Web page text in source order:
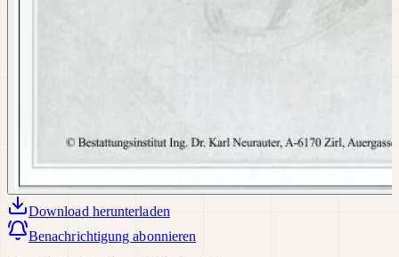
Download herunterladen
Benachrichtigung abonnieren